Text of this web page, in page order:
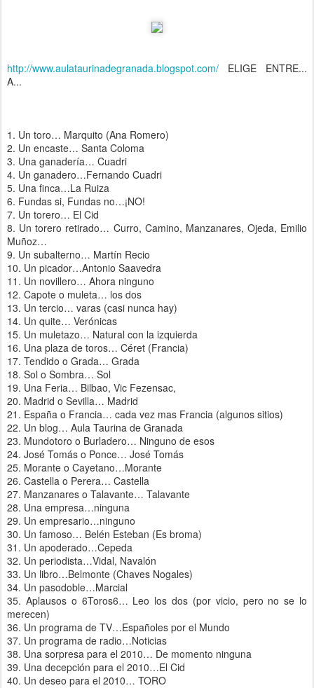
http://www.aulataurinadegranada.blogspot.com/ ELIGE ENTRE...
A...
1. Un toro… Marquito (Ana Romero)
2. Un encaste… Santa Coloma
3. Una ganadería… Cuadri
4. Un ganadero…Fernando Cuadri
5. Una finca…La Ruiza
6. Fundas si, Fundas no…¡NO!
7. Un torero… El Cid
8. Un torero retirado… Curro, Camino, Manzanares, Ojeda, Emilio
Muñoz…
9. Un subalterno… Martín Recio
10. Un picador…Antonio Saavedra
11. Un novillero… Ahora ninguno
12. Capote o muleta… los dos
13. Un tercio… varas (casi nunca hay)
14. Un quite… Verónicas
15. Un muletazo… Natural con la izquierda
16. Una plaza de toros… Céret (Francia)
17. Tendido o Grada… Grada
18. Sol o Sombra… Sol
19. Una Feria… Bilbao, Vic Fezensac,
20. Madrid o Sevilla… Madrid
21. España o Francia… cada vez mas Francia (algunos sitios)
22. Un blog… Aula Taurina de Granada
23. Mundotoro o Burladero… Ninguno de esos
24. José Tomás o Ponce… José Tomás
25. Morante o Cayetano…Morante
26. Castella o Perera… Castella
27. Manzanares o Talavante… Talavante
28. Una empresa…ninguna
29. Un empresario…ninguno
30. Un famoso… Belén Esteban (Es broma)
31. Un apoderado…Cepeda
32. Un periodista…Vidal, Navalón
33. Un libro…Belmonte (Chaves Nogales)
34. Un pasodoble…Marcial
35. Aplausos o 6Toros6… Leo los dos (por vicio, pero no se lo
merecen)
36. Un programa de TV…Españoles por el Mundo
37. Un programa de radio…Noticias
38. Una sorpresa para el 2010… De momento ninguna
39. Una decepción para el 2010…El Cid
40. Un deseo para el 2010… TORO